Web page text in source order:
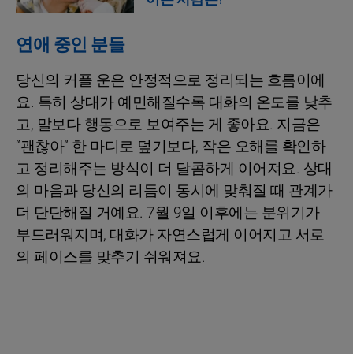
연애 중인 분들
당신의 커플 운은 안정적으로 정리되는 흐름이에
요. 특히 상대가 예민해질수록 대화의 온도를 낮추
고, 말보다 행동으로 보여주는 게 좋아요. 지금은
“괜찮아” 한 마디로 덮기보다, 작은 오해를 확인하
고 정리해주는 방식이 더 달콤하게 이어져요. 상대
의 마음과 당신의 리듬이 동시에 맞춰질 때 관계가
더 단단해질 거예요. 7월 9일 이후에는 분위기가
부드러워지며, 대화가 자연스럽게 이어지고 서로
의 페이스를 맞추기 쉬워져요.